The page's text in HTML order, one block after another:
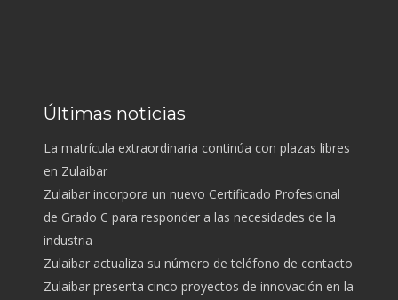
Últimas noticias
La matrícula extraordinaria continúa con plazas libres
en Zulaibar
Zulaibar incorpora un nuevo Certificado Profesional
de Grado C para responder a las necesidades de la
industria
Zulaibar actualiza su número de teléfono de contacto
Zulaibar presenta cinco proyectos de innovación en la